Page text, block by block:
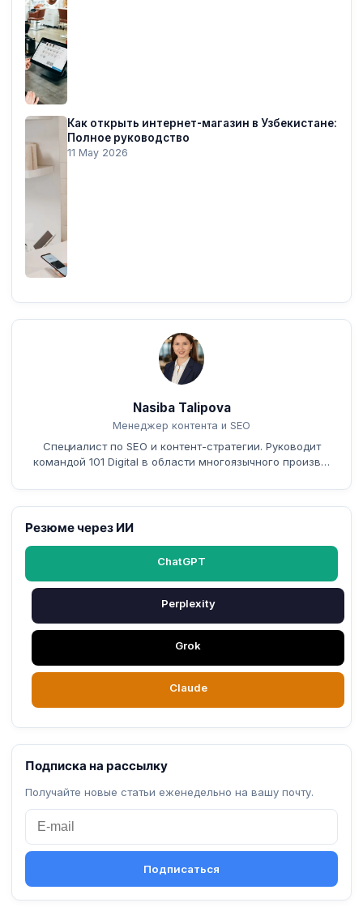
Как открыть интернет-магазин в Узбекистане:
Полное руководство
11 May 2026
Nasiba Talipova
Менеджер контента и SEO
Специалист по SEO и контент-стратегии. Руководит
командой 101 Digital в области многоязычного произв…
Резюме через ИИ
ChatGPT
Perplexity
Grok
Claude
Подписка на рассылку
Получайте новые статьи еженедельно на вашу почту.
Подписаться